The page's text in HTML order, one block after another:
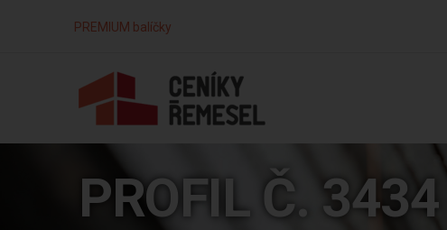
PREMIUM balíčky
PROFIL Č. 3434